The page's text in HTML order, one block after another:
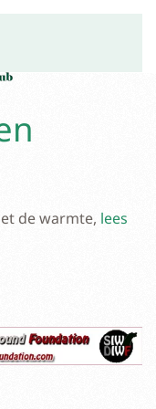
de warmte, lees